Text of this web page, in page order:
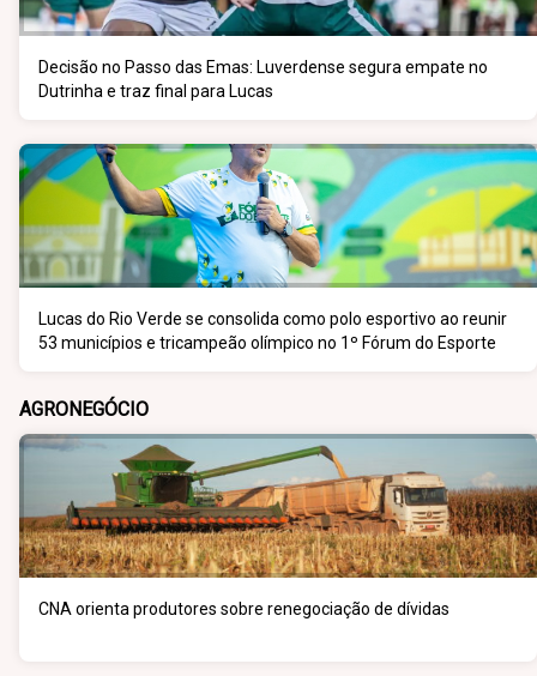
Decisão no Passo das Emas: Luverdense segura empate no
Dutrinha e traz final para Lucas
Lucas do Rio Verde se consolida como polo esportivo ao reunir
53 municípios e tricampeão olímpico no 1º Fórum do Esporte
AGRONEGÓCIO
CNA orienta produtores sobre renegociação de dívidas